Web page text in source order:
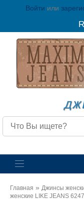
Войти или
Главная » Джинсы
женские LIKE JEANS